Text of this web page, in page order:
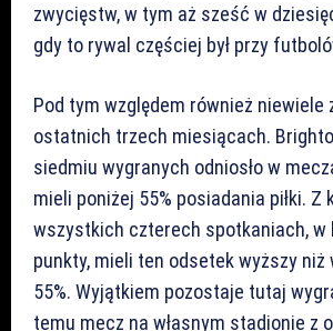
zwycięstw, w tym aż sześć w
gdy to rywal częściej był przy
Pod tym względem również niewiele
ostatnich trzech miesiącach.
siedmiu wygranych odniosło w
mieli poniżej 55% posiadania piłki. Z
wszystkich czterech spotkaniach,
punkty, mieli ten odsetek wyższy niż
55%. Wyjątkiem pozostaje tutaj
temu mecz na własnym stadionie z